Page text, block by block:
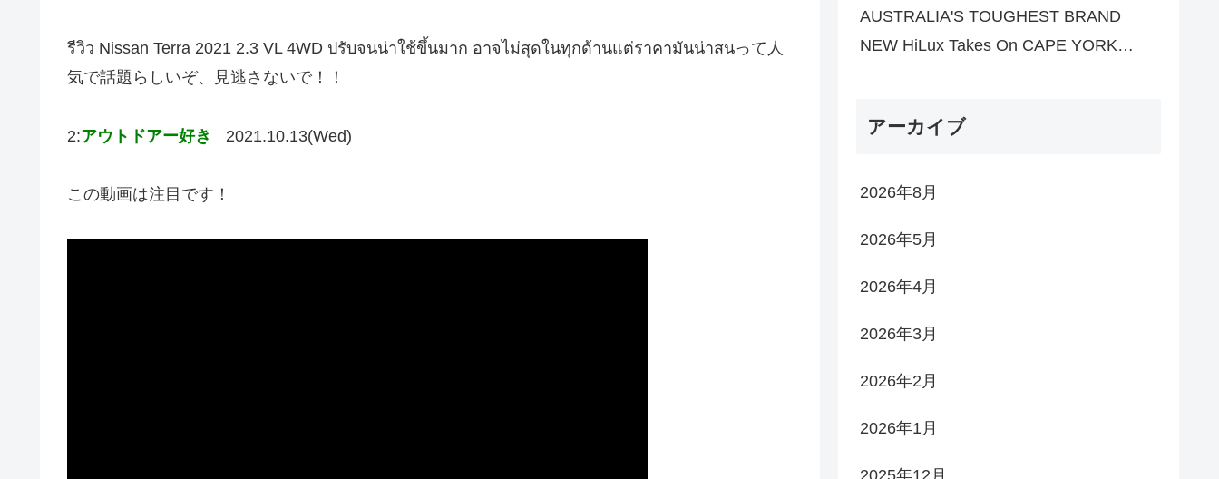
รีวิว Nissan Terra 2021 2.3 VL 4WD ปรับจนน่าใช้ขึ้นมาก อาจไม่สุดในทุกด้านแต่ราคามันน่าสนって人
気で話題らしいぞ、見逃さないで！！
2:アウトドアー好き 2021.10.13(Wed)
この動画は注目です！
AUSTRALIA'S TOUGHEST BRAND
NEW HiLux Takes On CAPE YORK…
アーカイブ
2026年8月
2026年5月
2026年4月
2026年3月
2026年2月
2026年1月
2025年12月